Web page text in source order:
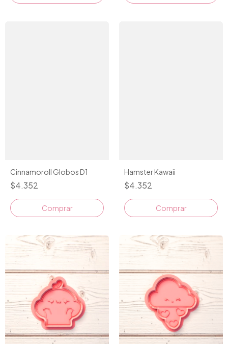
Cinnamoroll Globos D1
$4.352
Comprar
Hamster Kawaii
$4.352
Comprar